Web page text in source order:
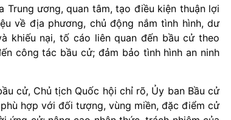
Trung ương, quan tâm, tạo điều kiện thuận lợi
về địa phương, chủ động nắm tình hình, dư
khiếu nại, tố cáo liên quan đến bầu cử theo
công tác bầu cử; đảm bảo tình hình an ninh
cử, Chủ tịch Quốc hội chỉ rõ, Ủy ban Bầu cử
hợp với đối tượng, vùng miền, đặc điểm cử